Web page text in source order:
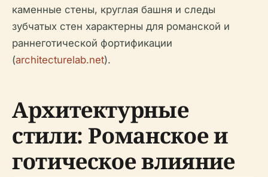
каменные стены, круглая башня и следы
зубчатых стен характерны для романской и
раннеготической фортификации
(architecturelab.net).
Архитектурные
стили: Романское и
готическое влияние